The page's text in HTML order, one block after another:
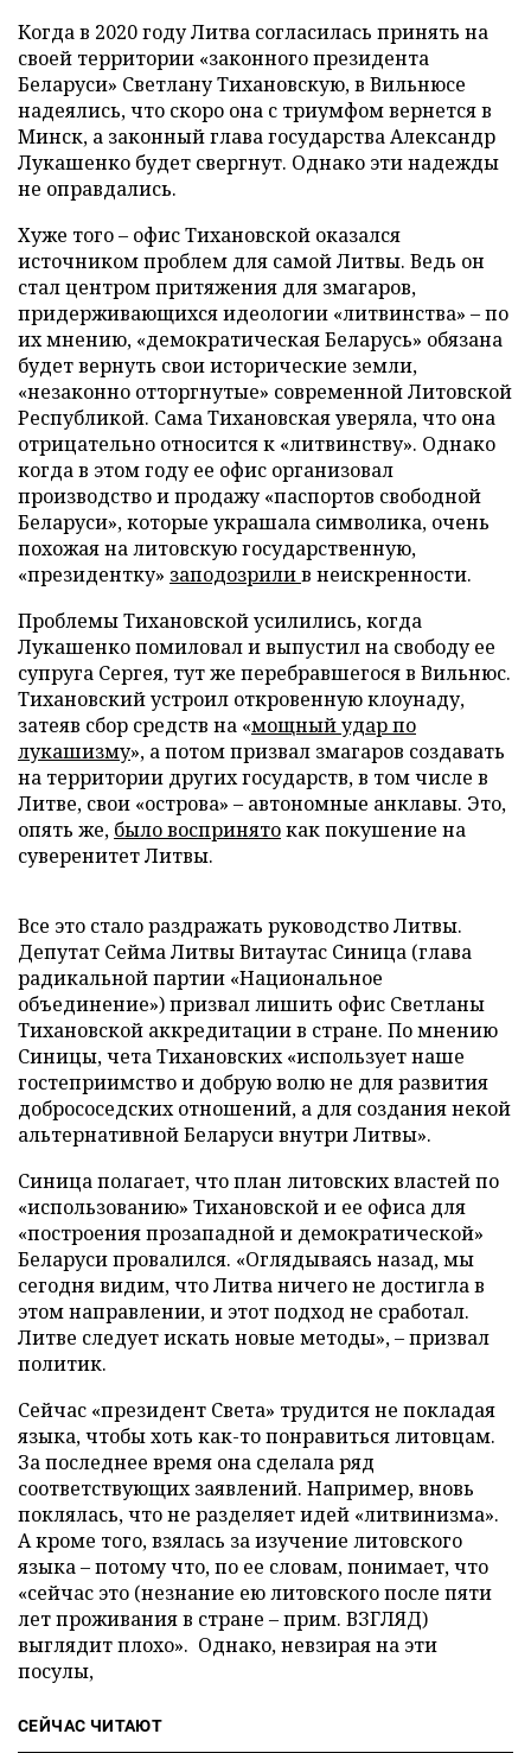
Когда в 2020 году Литва согласилась принять на
своей территории «законного президента
Беларуси» Светлану Тихановскую, в Вильнюсе
надеялись, что скоро она с триумфом вернется в
Минск, а законный глава государства Александр
Лукашенко будет свергнут. Однако эти надежды
не оправдались.
Хуже того – офис Тихановской оказался
источником проблем для самой Литвы. Ведь он
стал центром притяжения для змагаров,
придерживающихся идеологии «литвинства» – по
их мнению, «демократическая Беларусь» обязана
будет вернуть свои исторические земли,
«незаконно отторгнутые» современной Литовской
Республикой. Сама Тихановская уверяла, что она
отрицательно относится к «литвинству». Однако
когда в этом году ее офис организовал
производство и продажу «паспортов свободной
Беларуси», которые украшала символика, очень
похожая на литовскую государственную,
«президентку» заподозрилив неискренности.
Проблемы Тихановской усилились, когда
Лукашенко помиловал и выпустил на свободу ее
супруга Сергея, тут же перебравшегося в Вильнюс.
Тихановский устроил откровенную клоунаду,
затеяв сбор средств на «мощный удар по
лукашизму», а потом призвал змагаров создавать
на территории других государств, в том числе в
Литве, свои «острова» – автономные анклавы. Это,
опять же, было воспринятокак покушение на
суверенитет Литвы.
Все это стало раздражать руководство Литвы.
Депутат Сейма Литвы Витаутас Синица (глава
радикальной партии «Национальное
объединение») призвал лишить офис Светланы
Тихановской аккредитации в стране. По мнению
Синицы, чета Тихановских «использует наше
гостеприимство и добрую волю не для развития
добрососедских отношений, а для создания некой
альтернативной Беларуси внутри Литвы».
Синица полагает, что план литовских властей по
«использованию» Тихановской и ее офиса для
«построения прозападной и демократической»
Беларуси провалился. «Оглядываясь назад, мы
сегодня видим, что Литва ничего не достигла в
этом направлении, и этот подход не сработал.
Литве следует искать новые методы», – призвал
политик.
Сейчас «президент Света» трудится не покладая
языка, чтобы хоть как-то понравиться литовцам.
За последнее время она сделала ряд
соответствующих заявлений. Например, вновь
поклялась, что не разделяет идей «литвинизма».
А кроме того, взялась за изучение литовского
языка – потому что, по ее словам, понимает, что
«сейчас это (незнание ею литовского после пяти
лет проживания в стране – прим. ВЗГЛЯД)
выглядит плохо». Однако, невзирая на эти
посулы,
СЕЙЧАС ЧИТАЮТ